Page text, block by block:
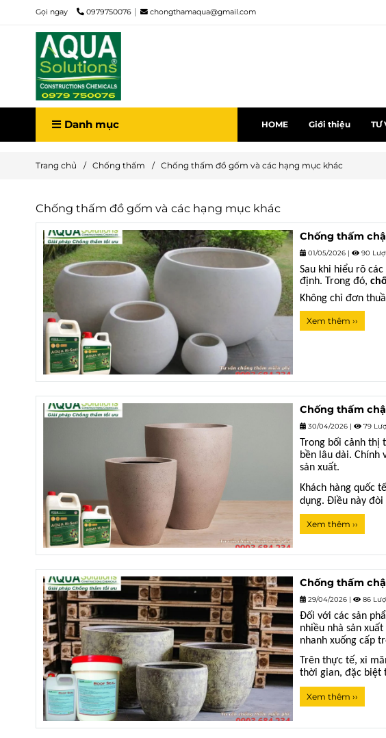
Gọi ngay 0979750076 chongthamaqua@gmail.com
Danh mục HOME Giới thiệu TƯ
Trang chủ / Chống thấm / Chống thấm đồ gốm và các hạng mục khác
Chống thấm đồ gốm và các hạng mục khác
Chống thấm
01/05/2026 | 90
Sau khi hiểu rõ
định. Trong đó,
Không chỉ đơn
Xem thêm ››
Chống thấm
30/04/2026 | 79
Trong bối cảnh thị
bền lâu dài. Chính
sản xuất.
Khách hàng quốc
dụng. Điều này
Xem thêm ››
Chống thấm
29/04/2026 | 86
Đối với các sản
nhiều nhà sản
nhanh xuống cấp
Trên thực tế, xi
thời gian, đặc biệt
Xem thêm ››